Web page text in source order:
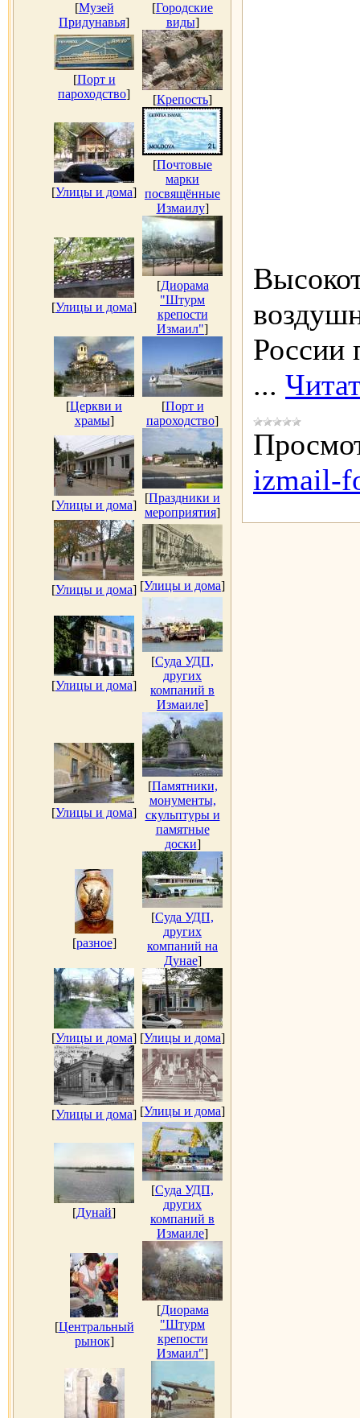
[Музей
Придунавья]
[Городские
виды]
[Порт и
пароходство] [Крепость]
[Улицы и дома]
[Почтовые
марки
посвящённые
Измаилу]
[Улицы и дома]
[Диорама
"Штурм
крепости
Измаил"]
[Церкви и
храмы]
[Порт и
пароходство]
[Улицы и дома]
[Праздники и
мероприятия]
[Улицы и дома] [Улицы и дома]
[Улицы и дома]
[Суда УДП,
других
компаний в
Измаиле]
[Улицы и дома]
[Памятники,
монументы,
скульптуры и
памятные
доски]
[разное]
[Суда УДП,
других
компаний на
Дунае]
[Улицы и дома] [Улицы и дома]
[Улицы и дома] [Улицы и дома]
[Дунай]
[Суда УДП,
других
компаний в
Измаиле]
[Центральный
рынок]
[Диорама
"Штурм
крепости
Измаил"]
России
...
izmail-